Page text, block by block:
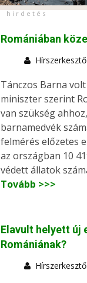
h i r d e t é s
Romániában
Tánczos Barna
miniszter szerint
van szükség
barnamedvék
felmérés előzetes
az országban 10
védett állatok
Tovább >>>
Elavult helyett új
Romániának?